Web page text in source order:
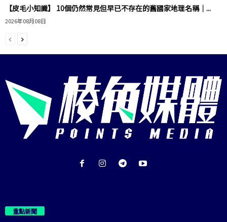
【皮毛小知識】 10個仍然常見但早已不存在的舊國家地理名稱｜...
2026年08月08日
重點新聞